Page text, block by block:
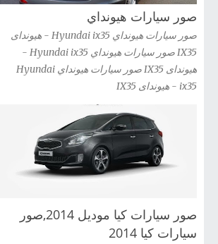
2012 شاهد صور السيارة » صور سيارات كيا G...
صور سيارات هيونداي
صور سيارات هيونداي Hyundai ix35 - هيونداى
IX35 صور سيارات هيونداي Hyundai ix35 -
هيونداى IX35 صور سيارات هيونداي Hyundai
ix35 - هيونداى IX35
صور سيارات كيا موديل 2014,صور
سيارات كيا 2014